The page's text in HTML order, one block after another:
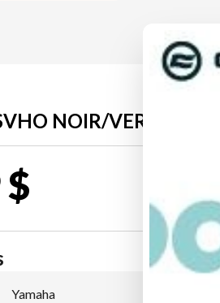
NOIR/VERT ACIDE
Yamaha